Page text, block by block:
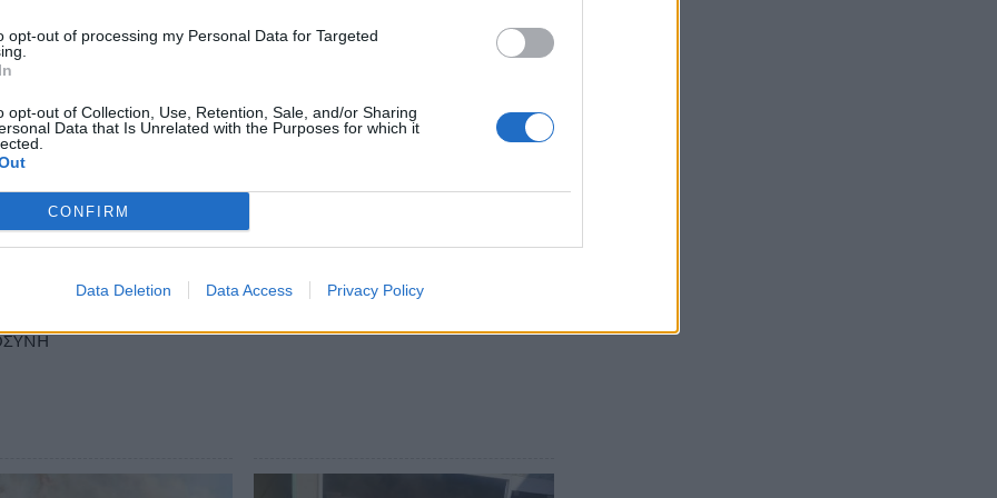
opt-out of processing my Personal Data for Targeted
opt-out of Collection, Use, Retention, Sale, and/or Sharing
Data that Is Unrelated with the Purposes for which it
CONFIRM
Data Deletion Data Access Privacy Policy
στις 19 Αυγούστου.
τα δύο πορίσματα της
με ξερά χόρτα στην περιοχή κοντά
μια δεύτερη εστία που δημιουργήθηκε
καταλήγοντας στο συμπέρασμα ότι
όχι από εμπρησμό.
και μάθετε πρώτοιόλες τις ειδήσεις